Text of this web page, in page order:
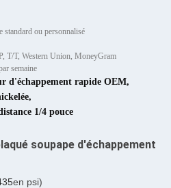
standard ou personnalisé
T/T, Western Union, MoneyGram
semaine
d'échappement rapide OEM,
,
1/4 pouce
soupape d'échappement
en psi)